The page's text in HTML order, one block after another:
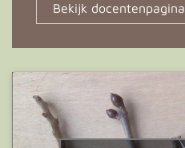
Bekijk docentenpagina